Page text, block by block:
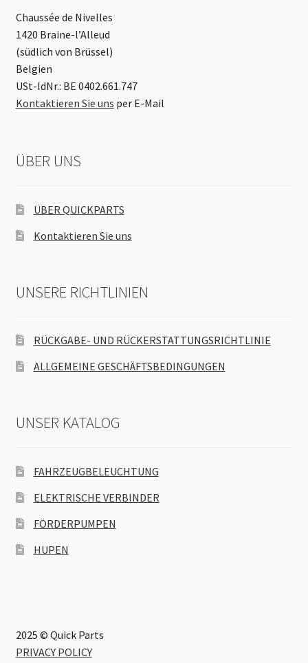
Chaussée de Nivelles
1420 Braine-l’Alleud
(südlich von Brüssel)
Belgien
USt-IdNr.: BE 0402.661.747
Kontaktieren Sie uns per E-Mail
ÜBER UNS
ÜBER QUICKPARTS
Kontaktieren Sie uns
UNSERE RICHTLINIEN
RÜCKGABE- UND RÜCKERSTATTUNGSRICHTLINIE
ALLGEMEINE GESCHÄFTSBEDINGUNGEN
UNSER KATALOG
FAHRZEUGBELEUCHTUNG
ELEKTRISCHE VERBINDER
FÖRDERPUMPEN
HUPEN
2025 © Quick Parts
PRIVACY POLICY